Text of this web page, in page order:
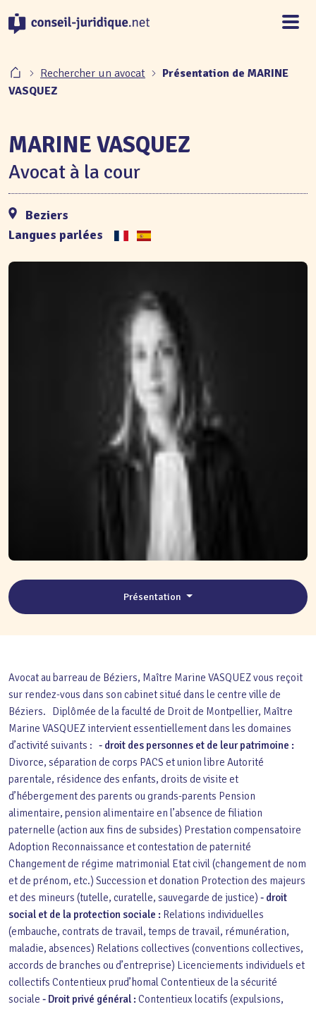
Rechercher un avocat
Présentation de MARINE
VASQUEZ
MARINE VASQUEZ
Avocat à la cour
Beziers
Langues parlées
Présentation
Avocat au barreau de Béziers, Maître Marine VASQUEZ vous reçoit
sur rendez-vous dans son cabinet situé dans le centre ville de
Béziers. Diplômée de la faculté de Droit de Montpellier, Maître
Marine VASQUEZ intervient essentiellement dans les domaines
d’activité suivants : - droit des personnes et de leur patrimoine :
Divorce, séparation de corps PACS et union libre Autorité
parentale, résidence des enfants, droits de visite et
d’hébergement des parents ou grands-parents Pension
alimentaire, pension alimentaire en l’absence de filiation
paternelle (action aux fins de subsides) Prestation compensatoire
Adoption Reconnaissance et contestation de paternité
Changement de régime matrimonial Etat civil (changement de nom
et de prénom, etc.) Succession et donation Protection des majeurs
et des mineurs (tutelle, curatelle, sauvegarde de justice) - droit
social et de la protection sociale : Relations individuelles
(embauche, contrats de travail, temps de travail, rémunération,
maladie, absences) Relations collectives (conventions collectives,
accords de branches ou d’entreprise) Licenciements individuels et
collectifs Contentieux prud’homal Contentieux de la sécurité
sociale - Droit privé général : Contentieux locatifs (expulsions,